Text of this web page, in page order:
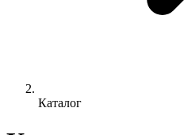
Каталог